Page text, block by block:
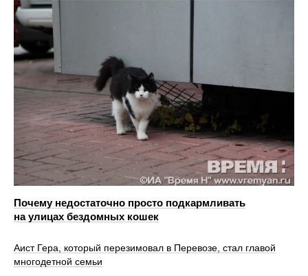
Почему недостаточно просто подкармливать
на улицах бездомных кошек
Аист Гера, который перезимовал в Перевозе, стал главой
многодетной семьи